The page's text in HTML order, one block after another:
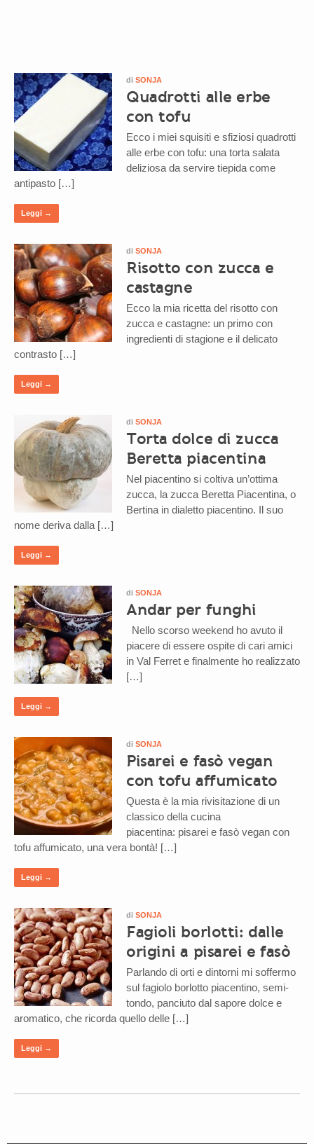
di SONJA
Quadrotti alle erbe
con tofu
Ecco i miei squisiti e sfiziosi quadrotti
alle erbe con tofu: una torta salata
deliziosa da servire tiepida come
antipasto […]
Leggi →
di SONJA
Risotto con zucca e
castagne
Ecco la mia ricetta del risotto con
zucca e castagne: un primo con
ingredienti di stagione e il delicato
contrasto […]
Leggi →
di SONJA
Torta dolce di zucca
Beretta piacentina
Nel piacentino si coltiva un’ottima
zucca, la zucca Beretta Piacentina, o
Bertina in dialetto piacentino. Il suo
nome deriva dalla […]
Leggi →
di SONJA
Andar per funghi
Nello scorso weekend ho avuto il
piacere di essere ospite di cari amici
in Val Ferret e finalmente ho realizzato
[…]
Leggi →
di SONJA
Pisarei e fasò vegan
con tofu affumicato
Questa è la mia rivisitazione di un
classico della cucina
piacentina: pisarei e fasò vegan con
tofu affumicato, una vera bontà! […]
Leggi →
di SONJA
Fagioli borlotti: dalle
origini a pisarei e fasò
Parlando di orti e dintorni mi soffermo
sul fagiolo borlotto piacentino, semi-
tondo, panciuto dal sapore dolce e
aromatico, che ricorda quello delle […]
Leggi →